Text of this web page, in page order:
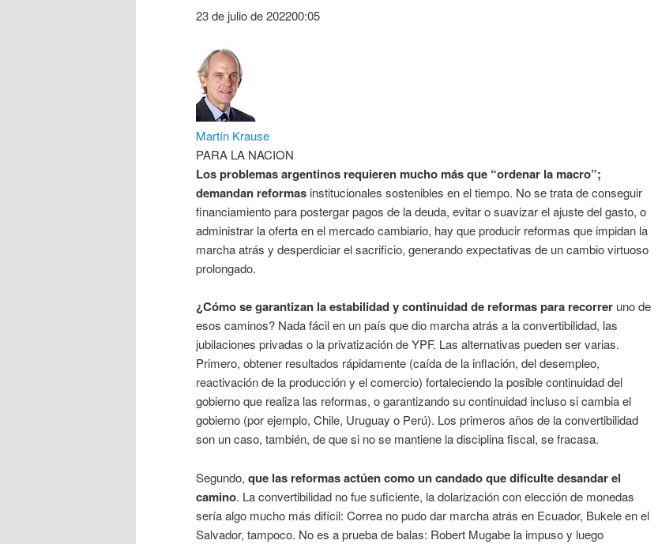
23 de julio de 202200:05
Martín Krause
PARA LA NACION
Los problemas argentinos requieren mucho más que “ordenar la macro”;
demandan reformas institucionales sostenibles en el tiempo. No se trata de conseguir
financiamiento para postergar pagos de la deuda, evitar o suavizar el ajuste del gasto, o
administrar la oferta en el mercado cambiario, hay que producir reformas que impidan la
marcha atrás y desperdiciar el sacrificio, generando expectativas de un cambio virtuoso
prolongado.
¿Cómo se garantizan la estabilidad y continuidad de reformas para recorrer uno de
esos caminos? Nada fácil en un país que dio marcha atrás a la convertibilidad, las
jubilaciones privadas o la privatización de YPF. Las alternativas pueden ser varias.
Primero, obtener resultados rápidamente (caída de la inflación, del desempleo,
reactivación de la producción y el comercio) fortaleciendo la posible continuidad del
gobierno que realiza las reformas, o garantizando su continuidad incluso si cambia el
gobierno (por ejemplo, Chile, Uruguay o Perú). Los primeros años de la convertibilidad
son un caso, también, de que si no se mantiene la disciplina fiscal, se fracasa.
Segundo, que las reformas actúen como un candado que dificulte desandar el
camino. La convertibilidad no fue suficiente, la dolarización con elección de monedas
sería algo mucho más difícil: Correa no pudo dar marcha atrás en Ecuador, Bukele en el
Salvador, tampoco. No es a prueba de balas: Robert Mugabe la impuso y luego